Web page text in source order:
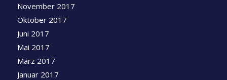
November 2017
Oktober 2017
Juni 2017
Mai 2017
März 2017
Januar 2017